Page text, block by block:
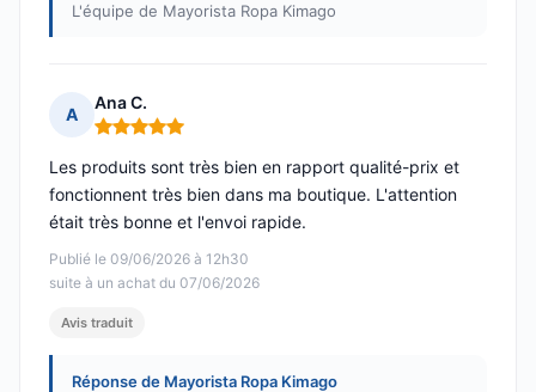
L'équipe de Mayorista Ropa Kimago
A
Ana C.
Note : 5 sur 5
Publié le 09/06/2026 à 12h30
suite à un achat du 07/06/2026
Les produits sont très bien en rapport qualité-prix et
fonctionnent très bien dans ma boutique. L'attention
était très bonne et l'envoi rapide.
Avis traduit
Réponse de Mayorista Ropa Kimago